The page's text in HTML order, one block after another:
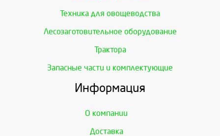
Техника для овощеводства
Лесозаготовительное оборудование
Трактора
Запасные части и комплектующие
Информация
О компании
Доставка